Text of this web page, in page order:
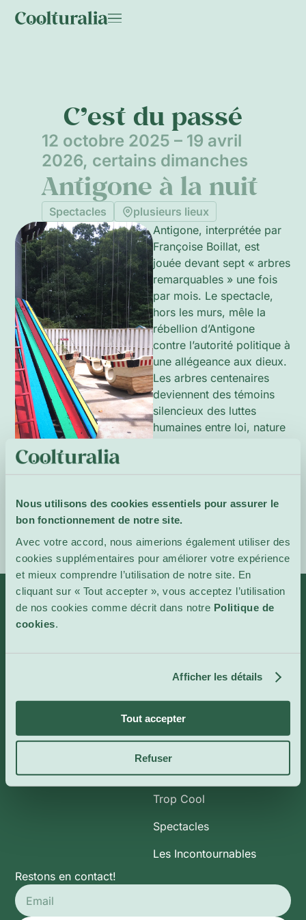
Nous utilisons des cookies essentiels pour assurer le
bon fonctionnement de notre site.
Avec votre accord, nous aimerions également utiliser des
cookies supplémentaires pour améliorer votre expérience
et mieux comprendre l’utilisation de notre site. En
cliquant sur « Tout accepter », vous acceptez l’utilisation
de nos cookies comme décrit dans notre Politique de
cookies
Afficher les détails
Tout accepter
Refuser
C’est du passé
12 octobre 2025 – 19 avril
2026, certains dimanches
Antigone à la nuit
Spectacles
plusieurs lieux
Antigone, interprétée par
Françoise Boillat, est
jouée devant sept « arbres
remarquables » une fois
par mois. Le spectacle,
hors les murs, mêle la
rébellion d’Antigone
contre l’autorité politique à
une allégeance aux dieux.
Les arbres centenaires
deviennent des témoins
silencieux des luttes
humaines entre loi, nature
Site de
Infos
Cinéma Indépendant
Conférences & Ateliers
Enfants
Trop Cool
Spectacles
Les Incontournables
Restons en contact!